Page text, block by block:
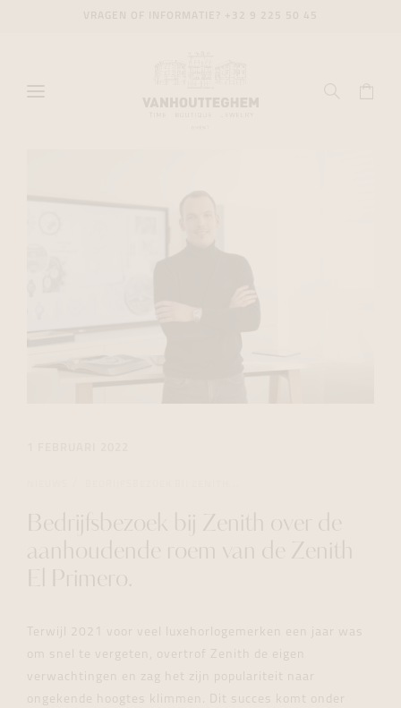
Bedrijfsbezoek bij Zenith over de
aanhoudende roem van de Zenith
El Primero.
Terwijl 2021 voor veel luxehorlogemerken een jaar was
om snel te vergeten, overtrof Zenith de eigen
verwachtingen en zag het zijn populariteit naar
ongekende hoogtes klimmen. Dit succes komt onder